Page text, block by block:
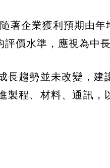
著企業獲利預期由年
價水準，應視為中
趨勢並未改變，建
程、材料、通訊，